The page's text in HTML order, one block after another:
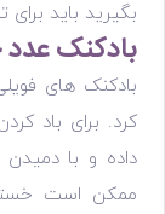
بگیرید باید برای تولد
بادکنک
بادکنک های
کرد. برای باد
داده و با دمیدن
ممکن است